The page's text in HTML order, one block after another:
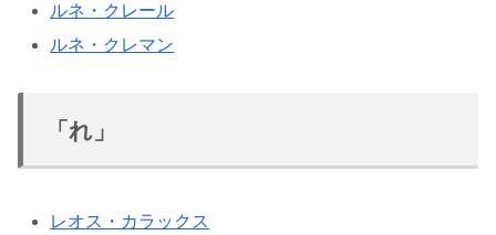
ルネ・クレール
ルネ・クレマン
「れ」
レオス・カラックス